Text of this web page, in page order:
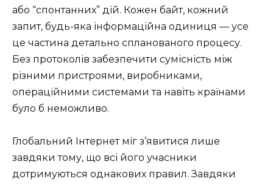
або “спонтанних” дій. Кожен байт, кожний
запит, будь-яка інформаційна одиниця — усе
це частина детально спланованого процесу.
Без протоколів забезпечити сумісність між
різними пристроями, виробниками,
операційними системами та навіть країнами
було б неможливо.
Глобальний Інтернет міг з’явитися лише
завдяки тому, що всі його учасники
дотримуються однакових правил. Завдяки